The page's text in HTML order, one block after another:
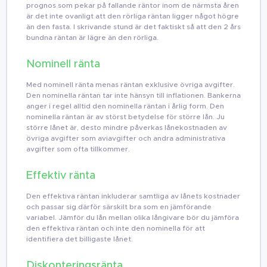
prognos som pekar på fallande räntor inom de närmsta åren
är det inte ovanligt att den rörliga räntan ligger något högre
än den fasta. I skrivande stund är det faktiskt så att den 2 års
bundna räntan är lägre än den rörliga.
Nominell ränta
Med nominell ränta menas räntan exklusive övriga avgifter.
Den nominella räntan tar inte hänsyn till inflationen. Bankerna
anger i regel alltid den nominella räntan i årlig form. Den
nominella räntan är av störst betydelse för större lån. Ju
större lånet är, desto mindre påverkas lånekostnaden av
övriga avgifter som aviavgifter och andra administrativa
avgifter som ofta tillkommer.
Effektiv ränta
Den effektiva räntan inkluderar samtliga av lånets kostnader
och passar sig därför särskilt bra som en jämförande
variabel. Jämför du lån mellan olika långivare bör du jämföra
den effektiva räntan och inte den nominella för att
identifiera det billigaste lånet.